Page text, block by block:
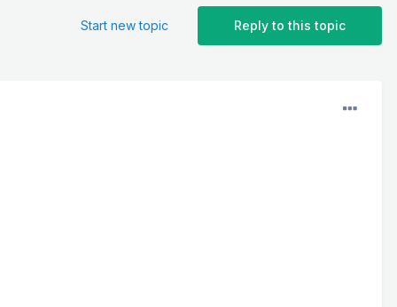
Reply to this topic
Start new topic